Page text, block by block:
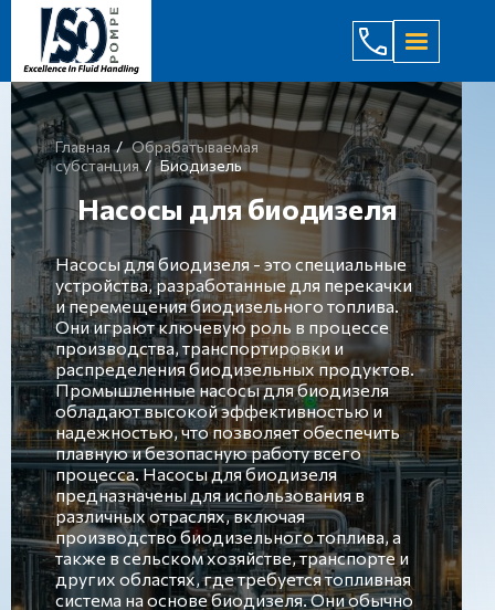
(044)
Главная
Обрабатываемая
субстанция
Биодизель
Насосы для биодизеля
Насосы для биодизеля - это специальные
устройства, разработанные для перекачки
и перемещения биодизельного топлива.
Они играют ключевую роль в процессе
производства, транспортировки и
распределения биодизельных продуктов.
Промышленные насосы для биодизеля
обладают высокой эффективностью и
надежностью, что позволяет обеспечить
плавную и безопасную работу всего
процесса. Насосы для биодизеля
предназначены для использования в
различных отраслях, включая
производство биодизельного топлива, а
также в сельском хозяйстве, транспорте и
других областях, где требуется топливная
система на основе биодизеля. Они обычно